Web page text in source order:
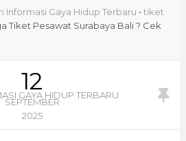
Informasi Gaya Hidup Terbaru • tiket
Tiket Pesawat Surabaya Bali ? Cek
12
SEPTEMBER
2025
GAYA HIDUP TERBARU